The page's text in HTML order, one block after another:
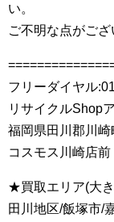
い。
ご不明な点がご
フリーダイヤル
リサイクルShop
福岡県田川郡川
コスモス川崎店
★買取エリア(大
田川地区/飯塚市/